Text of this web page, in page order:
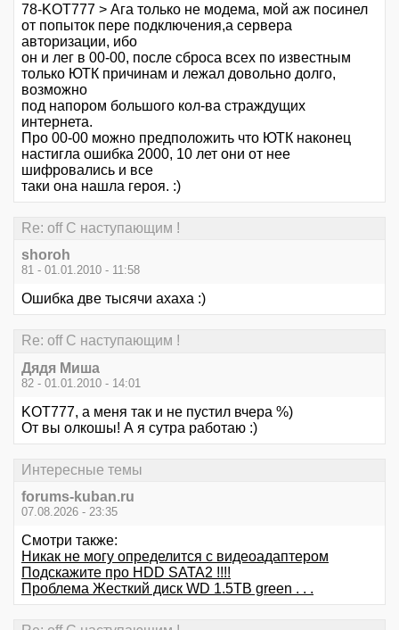
78-KOT777 > Ага только не модема, мой аж посинел
от попыток пере подключения,а сервера
авторизации, ибо
он и лег в 00-00, после сброса всех по известным
только ЮТК причинам и лежал довольно долго,
возможно
под напором большого кол-ва страждущих
интернета.
Про 00-00 можно предположить что ЮТК наконец
настигла ошибка 2000, 10 лет они от нее
шифровались и все
таки она нашла героя. :)
Re: off С наступающим !
shoroh
81 - 01.01.2010 - 11:58
Ошибка две тысячи ахаха :)
Re: off С наступающим !
Дядя Миша
82 - 01.01.2010 - 14:01
KOT777, а меня так и не пустил вчера %)
От вы олкошы! А я сутра работаю :)
Интересные темы
forums-kuban.ru
07.08.2026 - 23:35
Смотри также:
Никак не могу определится с видеоадаптером
Подскажите про HDD SATA2 !!!!
Проблема Жесткий диск WD 1.5TB green . . .